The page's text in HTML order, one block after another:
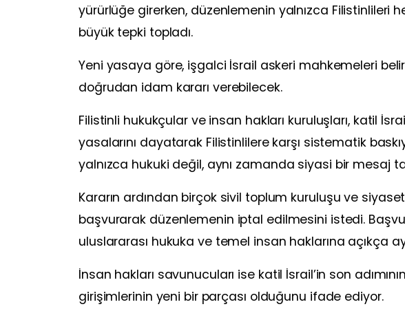
yürürlüğe girerken, düzenlemenin yalnızca Filistinlileri
büyük tepki topladı.
Yeni yasaya göre, işgalci İsrail askeri mahkemeleri
doğrudan idam kararı verebilecek.
Filistinli hukukçular ve insan hakları kuruluşları, katil
yasalarını dayatarak Filistinlilere karşı sistematik
yalnızca hukuki değil, aynı zamanda siyasi bir mesaj
Kararın ardından birçok sivil toplum kuruluşu ve
başvurarak düzenlemenin iptal edilmesini istedi.
uluslararası hukuka ve temel insan haklarına açıkça
İnsan hakları savunucuları ise katil İsrail’in son
girişimlerinin yeni bir parçası olduğunu ifade ediyor.